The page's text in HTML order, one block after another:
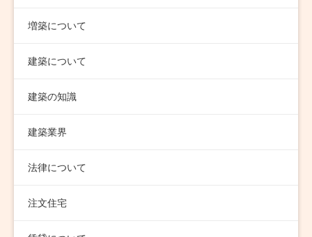
増築について
建築について
建築の知識
建築業界
法律について
注文住宅